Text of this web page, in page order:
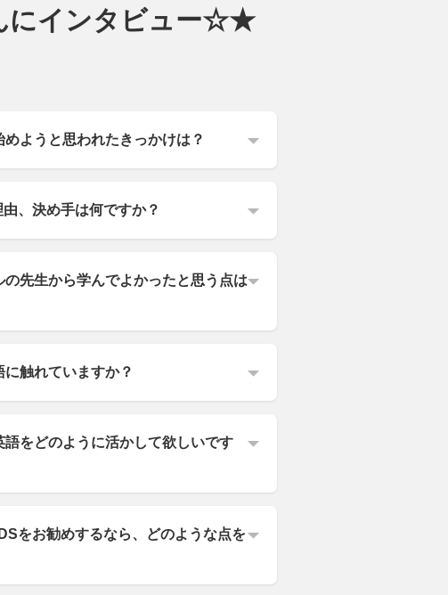
にインタビュー☆★
ようと思われたきっかけは？
、決め手は何ですか？
先生から学んでよかったと思う点は
触れていますか？
語をどのように活かして欲しいです
をお勧めするなら、どのような点を